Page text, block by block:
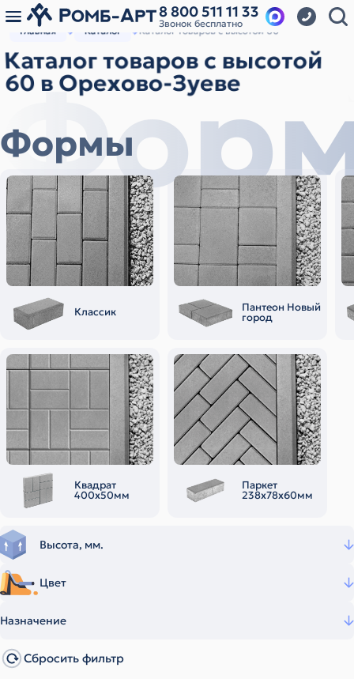
8 800 511 11 33
Звонок бесплатно
Главная Каталог Каталог товаров с высотой 60
Каталог товаров с высотой
60 в Орехово-Зуеве
Формы
Классик Пантеон Новый
город
Квадрат
400х50мм
Паркет
238х78х60мм
Высота, мм.
Цвет
Назначение
Сбросить фильтр